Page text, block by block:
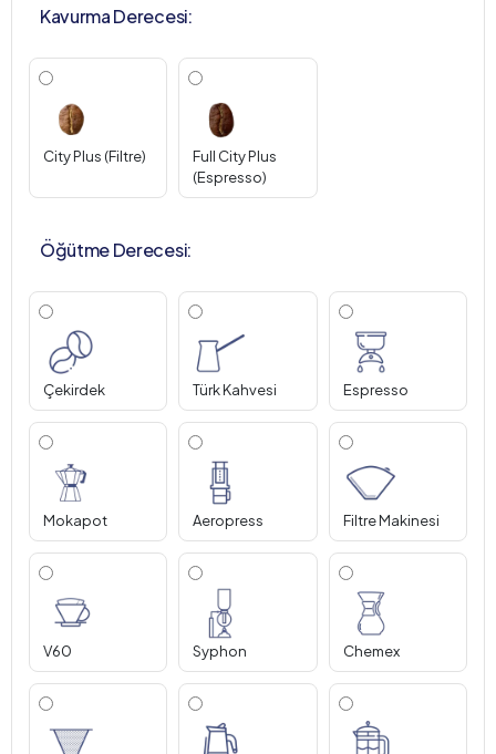
Kavurma Derecesi:
City Plus (Filtre)
Full City Plus
(Espresso)
Öğütme Derecesi:
Çekirdek Türk Kahvesi Espresso
Mokapot Aeropress Filtre Makinesi
V60 Syphon Chemex